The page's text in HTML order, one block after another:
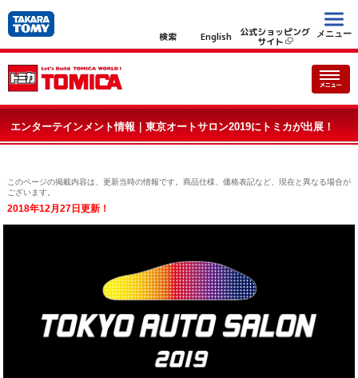
検索 English 公式ショッピング
サイト
メニュー
エンターテインメント情報｜東京オートサロン2019にトミカが出展！
このページの掲載内容は、更新当時の情報です。商品仕様、価格表記など、現在と異なる場合が
ございます。
2018年12月27日更新！